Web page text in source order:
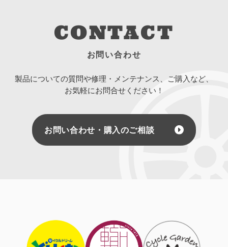
CONTACT
お問い合わせ
製品についての質問や修理・メンテナンス、ご購入など、
お気軽にお問合せください！
お問い合わせ・購入のご相談